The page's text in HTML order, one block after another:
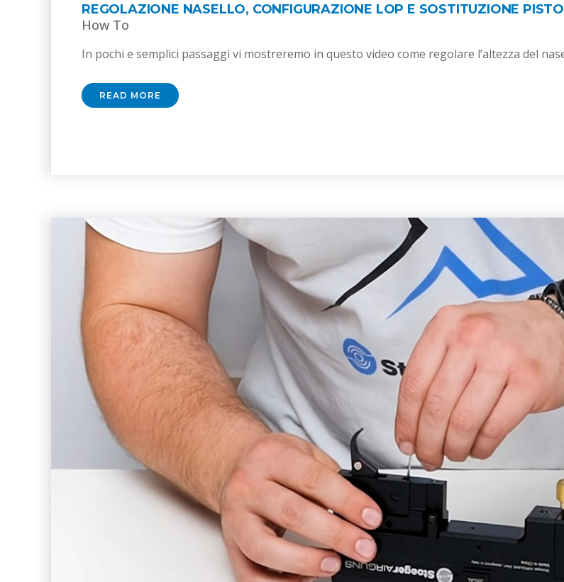
REGOLAZIONE NASELLO, CONFIGURAZIONE LOP E SOSTITUZIONE
How To
In pochi e semplici passaggi vi mostreremo in questo video come regolare l’altezza del
READ MORE